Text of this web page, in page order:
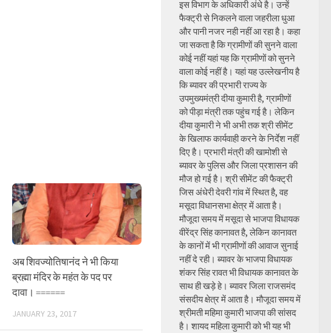
अब शिवज्योतिषानंद ने भी किया
ब्रह्मा मंदिर के महंत के पद पर
दावा। ======
JANUARY 23, 2017
इस विभाग के अधिकारी अंधे है। उन्हें
फैक्ट्री से निकलने वाला जहरीला धुआ
और पानी नजर नही नहीं आ रहा है। कहा
जा सकता है कि ग्रामीणों की सुनने वाला
कोई नहीं यहां यह कि ग्रामीणों को सुनने
वाला कोई नहीं है। यहां यह उल्लेखनीय है
कि ब्यावर की प्रभारी राज्य के
उपमुख्यमंत्री दीया कुमारी है, ग्रामीणों
को पीड़ा मंत्री तक पहुंच गई है। लेकिन
दीया कुमारी ने भी अभी तक श्री सीमेंट
के खिलाफ कार्यवाही करने के निर्देश नहीं
दिए है। प्रभारी मंत्री की खामोशी से
ब्यावर के पुलिस और जिला प्रशासन की
मौज हो गई है। श्री सीमेंट की फैक्ट्री
जिस अंधेरी देवरी गांव में स्थित है, वह
मसूदा विधानसभा क्षेत्र में आता है।
मौजूदा समय में मसूदा से भाजपा विधायक
वीरेंद्र सिंह कानावत है, लेकिन कानावत
के कानों में भी ग्रामीणों की आवाज सुनाई
नहीं दे रही। ब्यावर के भाजपा विधायक
शंकर सिंह रावत भी विधायक कानावत के
साथ ही खड़े हे। ब्यावर जिला राजसमंद
संसदीय क्षेत्र में आता है। मौजूदा समय में
श्रीमती महिमा कुमारी भाजपा की सांसद
है। शायद महिला कुमारी को भी यह भी